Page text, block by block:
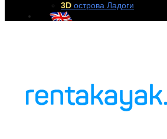
3D острова Ладоги